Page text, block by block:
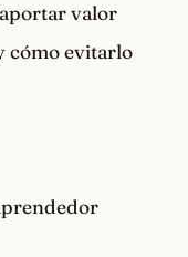
valor
cómo evitarlo